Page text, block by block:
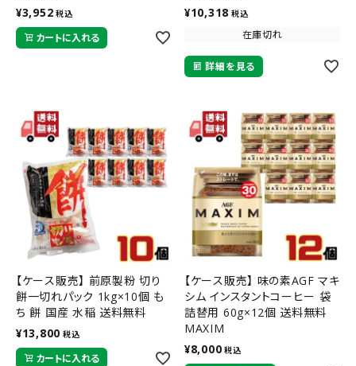
¥3,952 税込
カートに入れる
¥10,318 税込
在庫切れ
詳細を見る
【ケース販売】 前原製粉 切り
餅一切れパック 1kg×10個 も
ち 餅 国産 水稲 送料無料
¥13,800 税込
カートに入れる
【ケース販売】 味の素AGF マキ
シム インスタントコーヒー 袋
詰替用 60g×12個 送料無料
MAXIM
¥8,000 税込